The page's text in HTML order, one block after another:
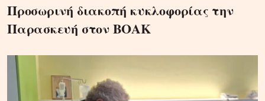
Προσωρινή διακοπή κυκλοφορίας την
Παρασκευή στον ΒΟΑΚ